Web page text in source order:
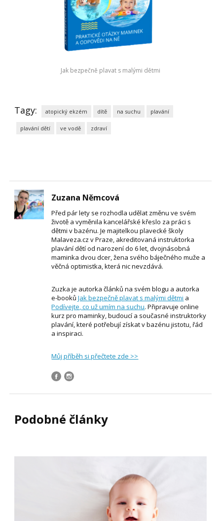
Jak bezpečně plavat s malými dětmi
Tagy: atopický ekzém dítě na suchu plavání
plavání dětí ve vodě zdraví
Zuzana Němcová
Před pár lety se rozhodla udělat změnu ve svém
životě a vyměnila kancelářské křeslo za práci s
dětmi v bazénu. Je majitelkou plavecké školy
Malaveza.cz v Praze, akreditovaná instruktorka
plavání dětí od narození do 6 let, dvojnásobná
maminka dvou dcer, žena svého báječného muže a
věčná optimistka, která nic nevzdává.
Zuzka je autorka článků na svém blogu a autorka
e-bookůJak bezpečně plavat s malými dětmi a
Podívejte, co už umím na suchu. Připravuje online
kurz pro maminky, budoucí a současné instruktorky
plavání, které potřebují získat v bazénu jistotu, řád
a inspiraci.
Můj příběh si přečtete zde >>
Podobné články